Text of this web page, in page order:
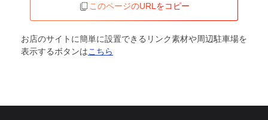
このページのURLをコピー
お店のサイトに簡単に設置できるリンク素材や周辺駐車場を
表示するボタンはこちら